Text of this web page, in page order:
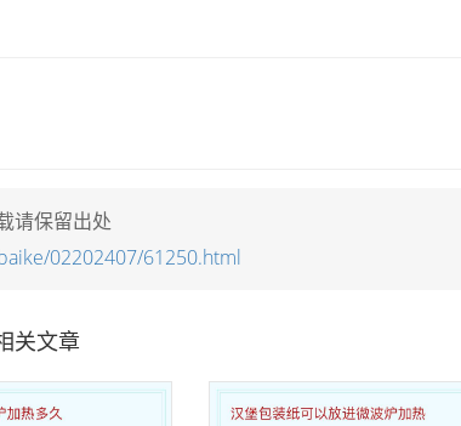
请保留出处
02202407/61250.html
关文章